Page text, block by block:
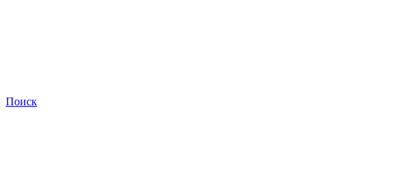
Поиск